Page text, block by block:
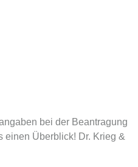
bei der Beantragung
einen Überblick! Dr. Krieg &